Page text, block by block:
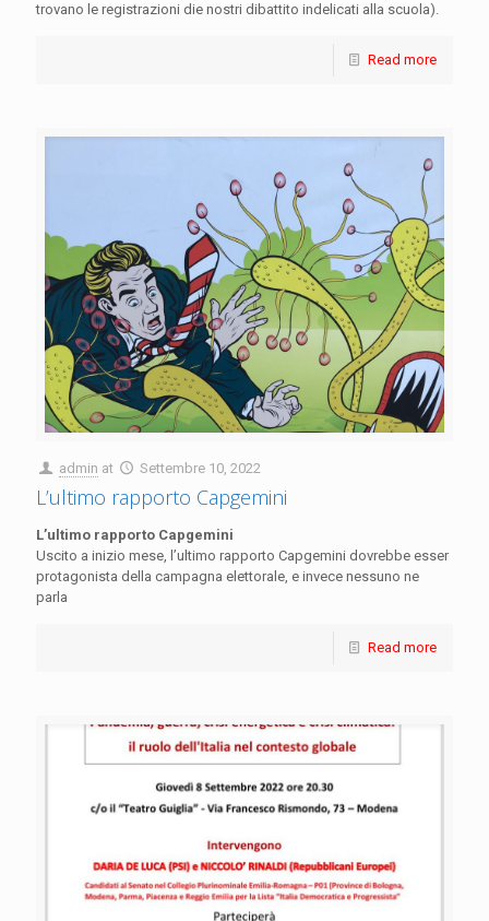
trovano le registrazioni die nostri dibattito indelicati alla scuola).
Read more
admin at Settembre 10, 2022
L’ultimo rapporto Capgemini
L’ultimo rapporto Capgemini
Uscito a inizio mese, l’ultimo rapporto Capgemini dovrebbe esser
protagonista della campagna elettorale, e invece nessuno ne
parla
Read more